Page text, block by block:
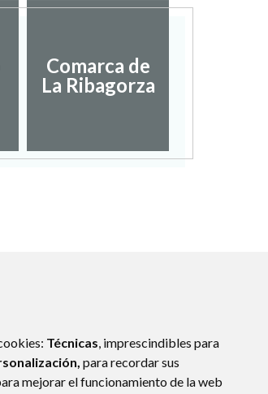
Técnicas, imprescindibles para
para recordar sus
mejorar el funcionamiento de la web
Comarca de
La Ribagorza